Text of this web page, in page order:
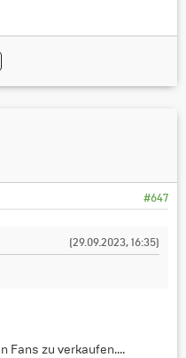
#647
(29.09.2023, 16:35)
Fans zu verkaufen....